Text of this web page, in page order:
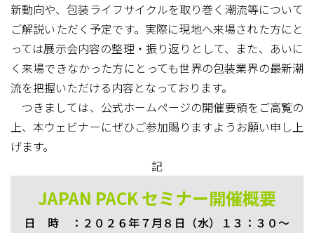
新動向や、包装ライフサイクルを取り巻く潮流等について
ご解説いただく予定です。実際に現地へ来場された方にと
っては展示会内容の整理・振り返りとして、また、あいに
く来場できなかった方にとっても世界の包装業界の最新潮
流を把握いただける内容となっております。
つきましては、公式ホームページの開催要領をご高覧の
上、本ウェビナーにぜひご参加賜りますようお願い申し上
げます。
記
JAPAN PACKセミナー開催概要
日 時 ：２０２６年７月８日（水）１３：３０～